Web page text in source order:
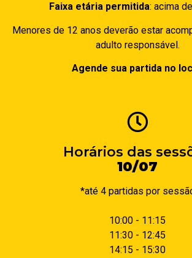
Faixa etária permitida: acima
Menores de 12 anos deverão estar
adulto responsável.
Agende sua partida no
Horários das
10/07
*até 4 partidas por
10:00 - 11:15
11:30 - 12:45
14:15 - 15:30